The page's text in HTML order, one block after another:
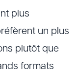
plus
un plus
plutôt que
formats